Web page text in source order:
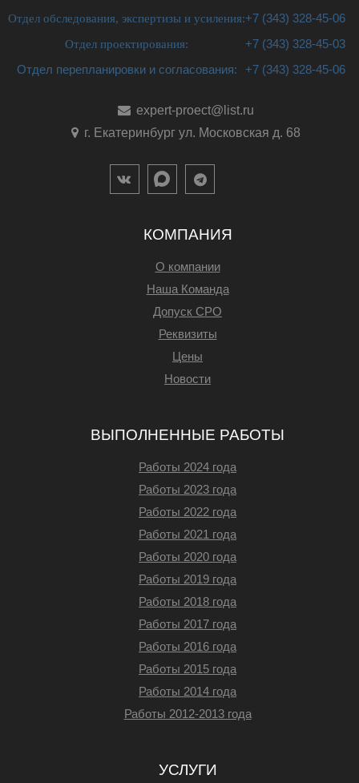
Отдел обследования, экспертизы и усиления:+7 (343) 328-45-06
Отдел проектирования:
+7 (343) 328-45-03
Отдел перепланировки и согласования:
+7 (343) 328-45-06
expert-proect@list.ru
г. Екатеринбург ул. Московская д. 68
КОМПАНИЯ
О компании
Наша Команда
Допуск СРО
Реквизиты
Цены
Новости
ВЫПОЛНЕННЫЕ РАБОТЫ
Работы 2024 года
Работы 2023 года
Работы 2022 года
Работы 2021 года
Работы 2020 года
Работы 2019 года
Работы 2018 года
Работы 2017 года
Работы 2016 года
Работы 2015 года
Работы 2014 года
Работы 2012-2013 года
УСЛУГИ